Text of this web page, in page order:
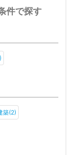
件で探す
築(2)